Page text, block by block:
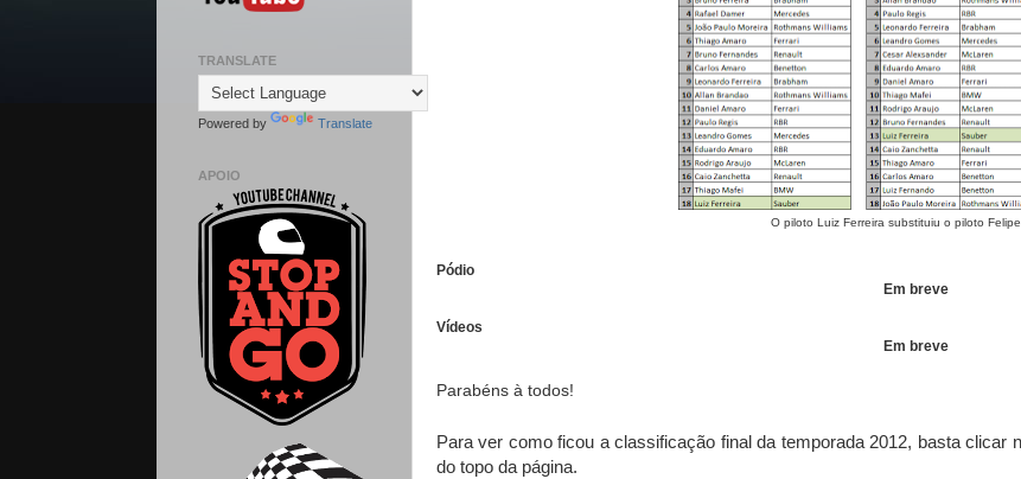
O piloto Luiz Ferreira substituiu o piloto
Pódio
Em breve
Vídeos
Em breve
Parabéns à todos!
Para ver como ficou a classificação final da temporada 2012, basta clicar
do topo da página.
TRANSLATE
Powered by Translate
APOIO